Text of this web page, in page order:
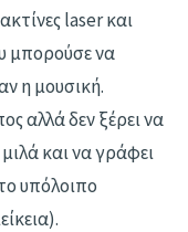
laser και
μπορούσε να
η μουσική.
αλλά δεν ξέρει να
και να γράφει
υπόλοιπο